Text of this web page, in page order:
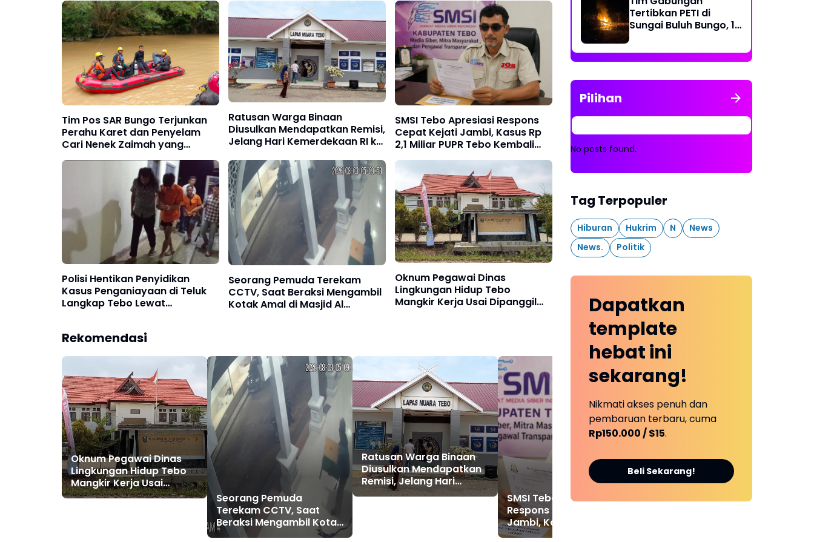
Tim Pos SAR Bungo Terjunkan
Perahu Karet dan Penyelam
Cari Nenek Zaimah yang
Tenggelam di Sungai Nalo
Tantan Merangin
Ratusan Warga Binaan
Diusulkan Mendapatkan Remisi,
Jelang Hari Kemerdekaan RI ke
SMSI Tebo Apresiasi Respons
Cepat Kejati Jambi, Kasus Rp
2,1 Miliar PUPR Tebo Kembali
Disorot
Polisi Hentikan Penyidikan
Kasus Penganiayaan di Teluk
Langkap Tebo Lewat
Seorang Pemuda Terekam
CCTV, Saat Beraksi Mengambil
Kotak Amal di Masjid Al
Oknum Pegawai Dinas
Lingkungan Hidup Tebo
Mangkir Kerja Usai Dipanggil
Rekomendasi
Oknum Pegawai Dinas
Lingkungan Hidup Tebo
Mangkir Kerja Usai
Dipanggil Polisi, Atasan
Seorang Pemuda
Terekam CCTV, Saat
Beraksi Mengambil Kotak
Amal di Masjid Al Hidayah
Ratusan Warga Binaan
Diusulkan Mendapatkan
Remisi, Jelang Hari
Kemerdekaan RI ke 81
SMSI Tebo Apresiasi
Respons Cepat Kejati
Jambi, Kasus Rp 2,1 Miliar
PUPR Tebo Kembali
Kesabaran Habis! Tiga
Desa di Tebo Sepakat
Kepung Jalan,
Bertanggung Jawab
Tertibkan PETI di
Sungai Buluh Bungo, 15
Dibakar
Pilihan
No posts found.
Tag Terpopuler
Hiburan Hukrim N
News
News.
Politik
Dapatkan
template
hebat ini
sekarang!
Nikmati akses penuh dan
pembaruan terbaru, cuma
Rp150.000 / $15.
Beli Sekarang!